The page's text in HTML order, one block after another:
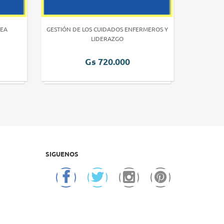
GESTIÓN DE LOS CUIDADOS ENFERMEROS Y
LIDERAZGO
Gs 720.000
SIGUENOS